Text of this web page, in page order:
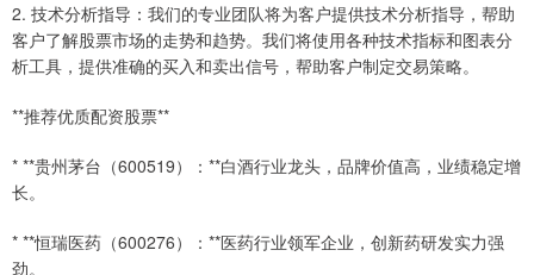
2. 技术分析指导：我们的专业团队将为客户提供技术分析指导，帮助
客户了解股票市场的走势和趋势。我们将使用各种技术指标和图表分
析工具，提供准确的买入和卖出信号，帮助客户制定交易策略。
**推荐优质配资股票**
* **贵州茅台（600519）：**白酒行业龙头，品牌价值高，业绩稳定增
长。
* **恒瑞医药（600276）：**医药行业领军企业，创新药研发实力强
劲。